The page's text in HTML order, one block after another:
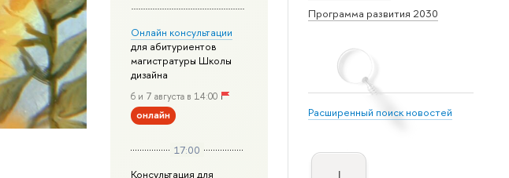
Программа развития 2030
Расширенный поиск новостей
Онлайн консультации
для абитуриентов
магистратуры Школы
дизайна
6 и 7 августа в 14:00
онлайн
17:00
Консультация для